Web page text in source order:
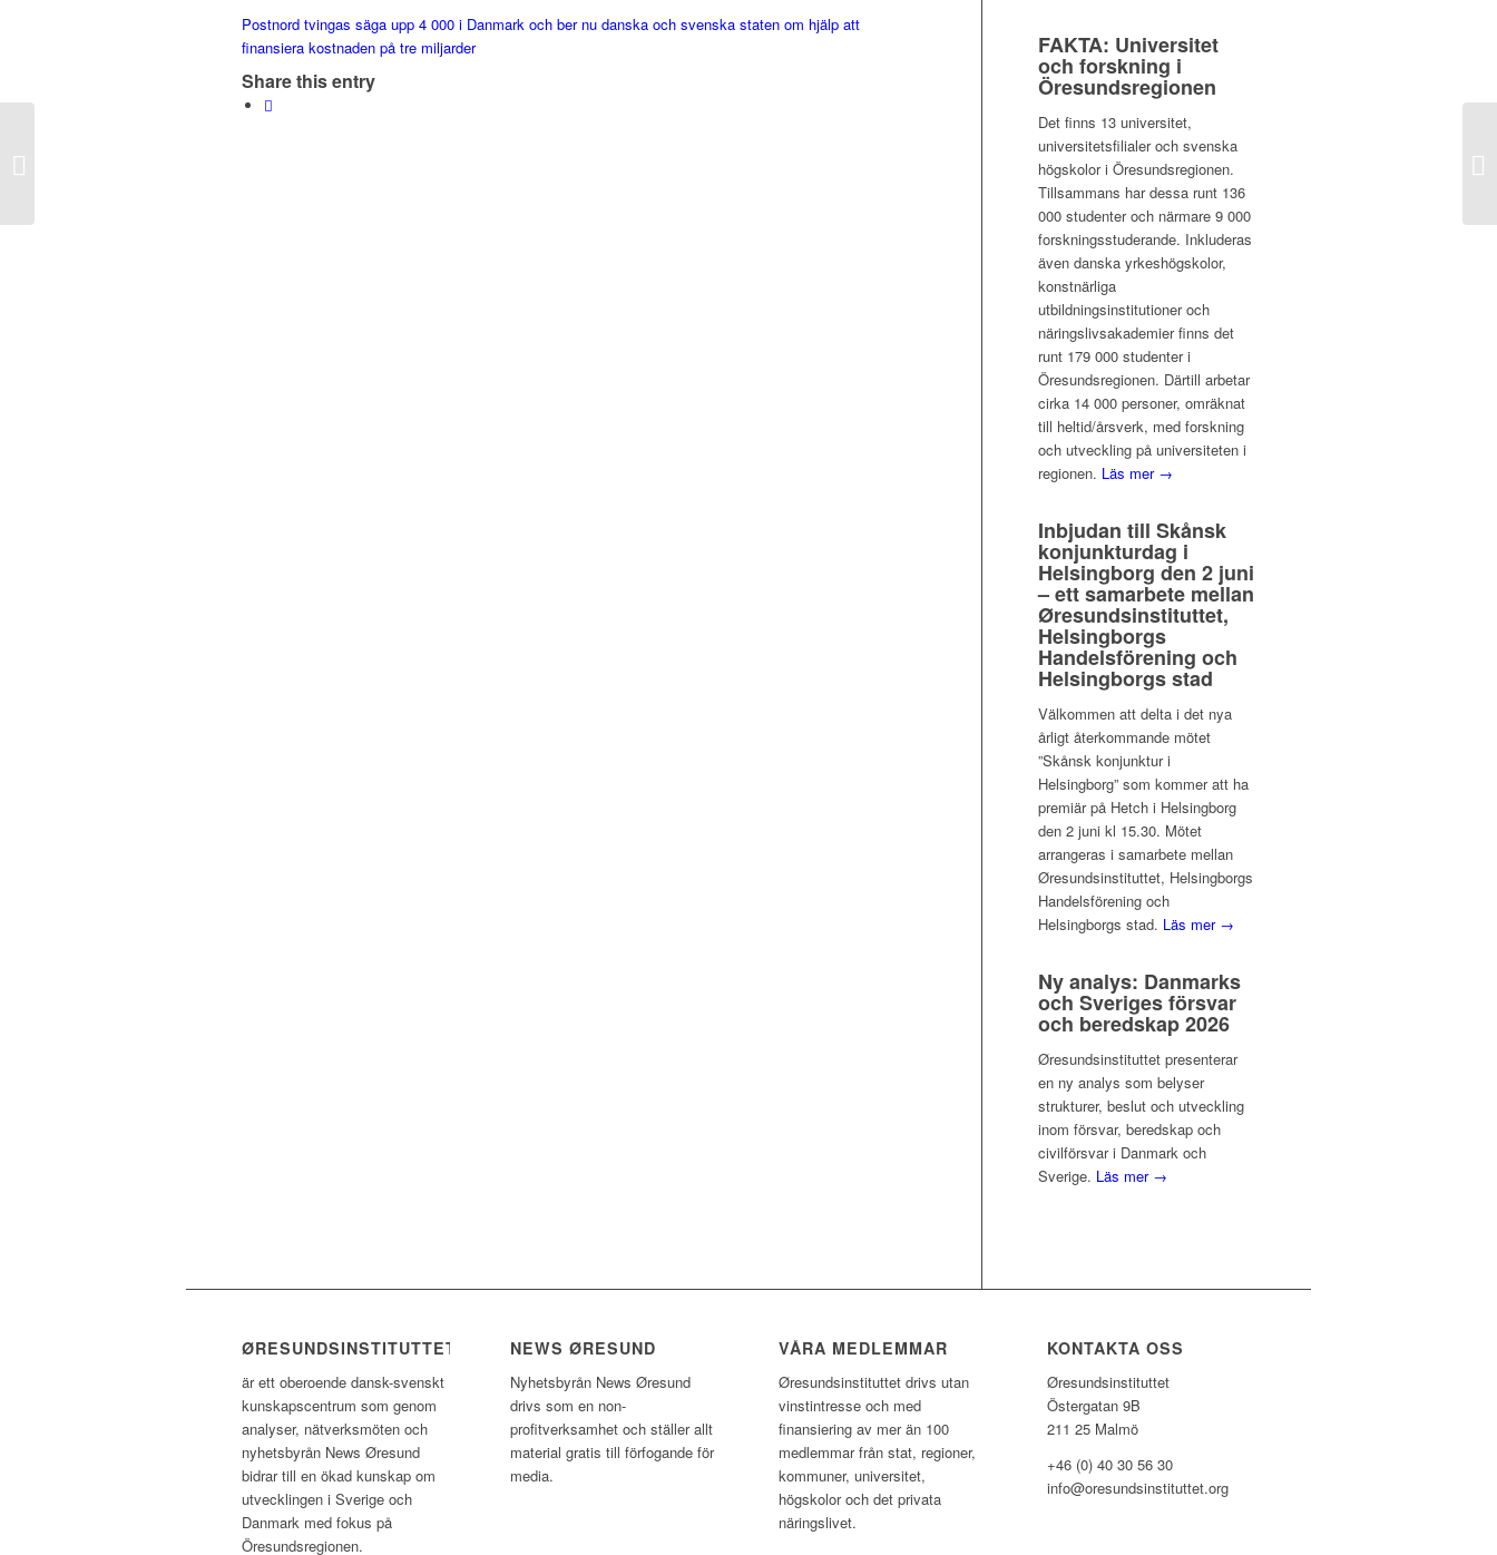
Postnord tvingas säga upp 4 000 i Danmark och ber nu danska och svenska staten om hjälp att
finansiera kostnaden på tre miljarder
Share this entry
FAKTA: Universitet
och forskning i
Öresundsregionen
Det finns 13 universitet,
universitetsfilialer och svenska
högskolor i Öresundsregionen.
Tillsammans har dessa runt 136
000 studenter och närmare 9 000
forskningsstuderande. Inkluderas
även danska yrkeshögskolor,
konstnärliga
utbildningsinstitutioner och
näringslivsakademier finns det
runt 179 000 studenter i
Öresundsregionen. Därtill arbetar
cirka 14 000 personer, omräknat
till heltid/årsverk, med forskning
och utveckling på universiteten i
regionen. Läs mer →
Inbjudan till Skånsk
konjunkturdag i
Helsingborg den 2 juni
– ett samarbete mellan
Øresundsinstituttet,
Helsingborgs
Handelsförening och
Helsingborgs stad
Välkommen att delta i det nya
årligt återkommande mötet
”Skånsk konjunktur i
Helsingborg” som kommer att ha
premiär på Hetch i Helsingborg
den 2 juni kl 15.30. Mötet
arrangeras i samarbete mellan
Øresundsinstituttet, Helsingborgs
Handelsförening och
Helsingborgs stad. Läs mer →
Ny analys: Danmarks
och Sveriges försvar
och beredskap 2026
Øresundsinstituttet presenterar
en ny analys som belyser
strukturer, beslut och utveckling
inom försvar, beredskap och
civilförsvar i Danmark och
Sverige. Läs mer →
ØRESUNDSINSTITUTTET
är ett oberoende dansk-svenskt
kunskapscentrum som genom
analyser, nätverksmöten och
nyhetsbyrån News Øresund
bidrar till en ökad kunskap om
utvecklingen i Sverige och
Danmark med fokus på
Öresundsregionen.
NEWS ØRESUND
Nyhetsbyrån News Øresund
drivs som en non-
profitverksamhet och ställer allt
material gratis till förfogande för
media.
VÅRA MEDLEMMAR
Øresundsinstituttet drivs utan
vinst­intresse och med
finansiering av mer än 100
medlemmar från stat, regioner,
kommuner, universitet,
högskolor och det privata
näringslivet.
KONTAKTA OSS
Øresundsinstituttet
Östergatan 9B
211 25 Malmö
+46 (0) 40 30 56 30
info@oresundsinstituttet.org